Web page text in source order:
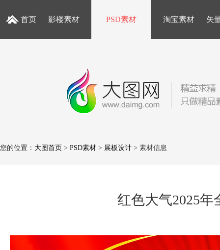
首页 影楼素材 PSD素材 淘宝素材 矢
您的位置： 大图首页 > PSD素材 > 展板设计 > 素材信息
红色大气2025